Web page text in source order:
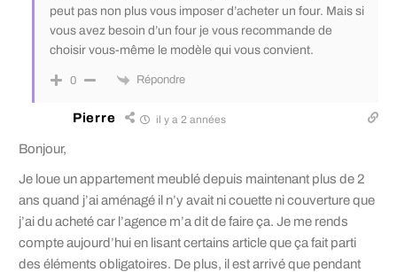
peut pas non plus vous imposer d’acheter un four. Mais si
vous avez besoin d’un four je vous recommande de
choisir vous-même le modèle qui vous convient.
0 Répondre
Pierre il y a 2 années
Bonjour,
Je loue un appartement meublé depuis maintenant plus de 2
ans quand j’ai aménagé il n’y avait ni couette ni couverture que
j’ai du acheté car l’agence m’a dit de faire ça. Je me rends
compte aujourd’hui en lisant certains article que ça fait parti
des éléments obligatoires. De plus, il est arrivé que pendant